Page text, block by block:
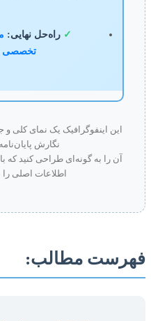
راه‌حل نهایی:
تخصصی در
این اینفوگرافیک یک نمای کلی و
نگارش پایان‌نامه
آن را به گونه‌ای طراحی کنید که با
اطلاعات اصلی را به
مطالب: